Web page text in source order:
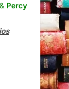
& Percy